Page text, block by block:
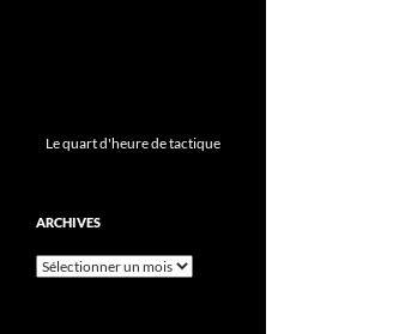
Le quart d'heure de tactique
ARCHIVES
Archives